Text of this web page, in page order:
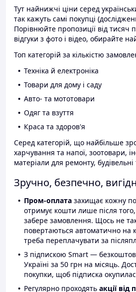
Тут найнижчі ціни серед
так кажуть самі покупці
Порівнюйте пропозиції від тисяч
відгуки з фото і відео, обирайте
Топ категорій за кількістю
Техніка й електроніка
Товари для дому і саду
Авто- та мототовари
Одяг та взуття
Краса та здоров'я
Серед категорій, що найбільше
харчування та напої, зоотовари,
матеріали для ремонту,
Зручно, безпечно,
Пром-оплата захищає кожну
отримує кошти лише після
забере замовлення. Щось не
повертаються автоматично на
треба переплачувати за
З підпискою Smart —
Україні за 50 грн на місяць.
покупки, щоб підписка
Регулярно проходять акції від